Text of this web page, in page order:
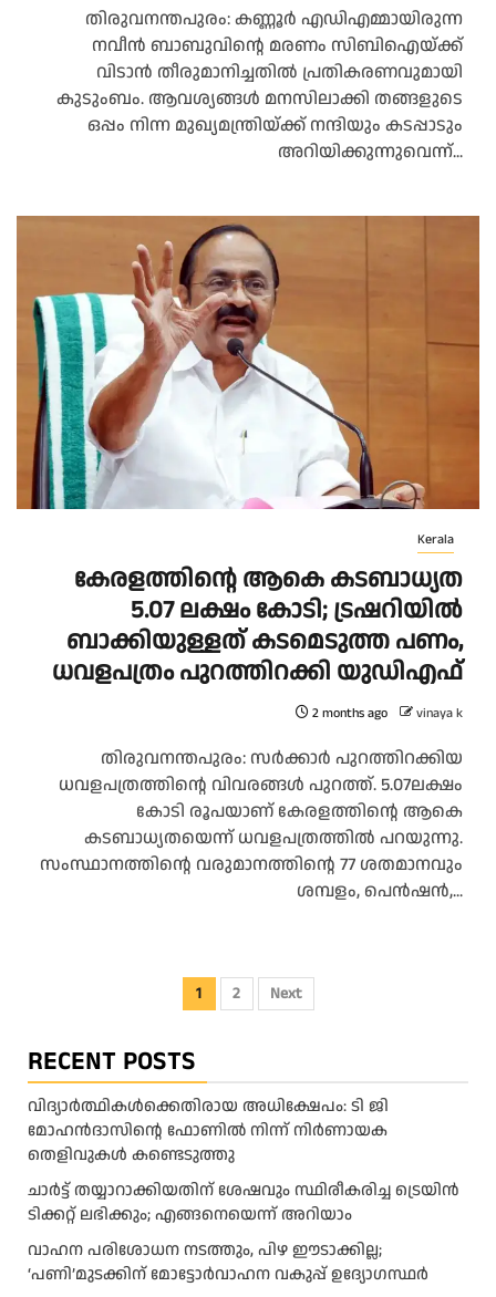
തിരുവനന്തപുരം: കണ്ണൂര്‍ എഡിഎമ്മായിരുന്ന
നവീന്‍ ബാബുവിന്റെ മരണം സിബിഐയ്ക്ക്
വിടാന്‍ തീരുമാനിച്ചതില്‍ പ്രതികരണവുമായി
കുടുംബം. ആവശ്യങ്ങള്‍ മനസിലാക്കി തങ്ങളുടെ
ഒപ്പം നിന്ന മുഖ്യമന്ത്രിയ്ക്ക് നന്ദിയും കടപ്പാടും
അറിയിക്കുന്നുവെന്ന്...
Kerala
കേരളത്തിന്റെ ആകെ കടബാധ്യത
5.07 ലക്ഷം കോടി; ട്രഷറിയില്‍
ബാക്കിയുള്ളത് കടമെടുത്ത പണം,
ധവളപത്രം പുറത്തിറക്കി യുഡിഎഫ്
2 months ago vinaya k
തിരുവനന്തപുരം: സര്‍ക്കാര്‍ പുറത്തിറക്കിയ
ധവളപത്രത്തിന്റെ വിവരങ്ങള്‍ പുറത്ത്. 5.07ലക്ഷം
കോടി രൂപയാണ് കേരളത്തിന്റെ ആകെ
കടബാധ്യതയെന്ന് ധവളപത്രത്തില്‍ പറയുന്നു.
സംസ്ഥാനത്തിന്റെ വരുമാനത്തിന്റെ 77 ശതമാനവും
ശമ്പളം, പെന്‍ഷന്‍,...
Posts
1 2 Next
RECENT POSTS
വിദ്യാര്‍ത്ഥികള്‍ക്കെതിരായ അധിക്ഷേപം: ടി ജി
മോഹന്‍ദാസിന്റെ ഫോണില്‍ നിന്ന് നിര്‍ണായക
തെളിവുകള്‍ കണ്ടെടുത്തു
ചാര്‍ട്ട് തയ്യാറാക്കിയതിന് ശേഷവും സ്ഥിരീകരിച്ച ട്രെയിന്‍
ടിക്കറ്റ് ലഭിക്കും; എങ്ങനെയെന്ന് അറിയാം
വാഹന പരിശോധന നടത്തും, പിഴ ഈടാക്കില്ല;
‘പണി’മുടക്കിന് മോട്ടോര്‍വാഹന വകുപ്പ് ഉദ്യോഗസ്ഥര്‍